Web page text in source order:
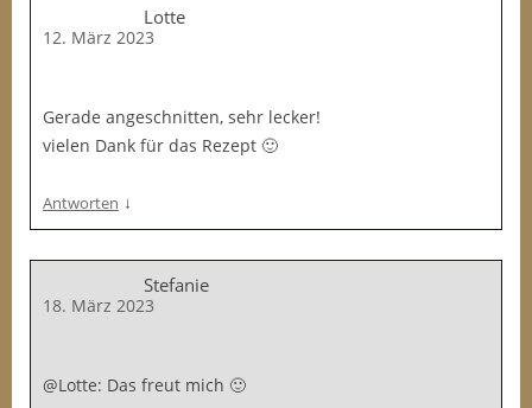
Lotte
12. März 2023
Gerade angeschnitten, sehr lecker!
vielen Dank für das Rezept 🙂
Antworten ↓
Stefanie
18. März 2023
@Lotte: Das freut mich 🙂